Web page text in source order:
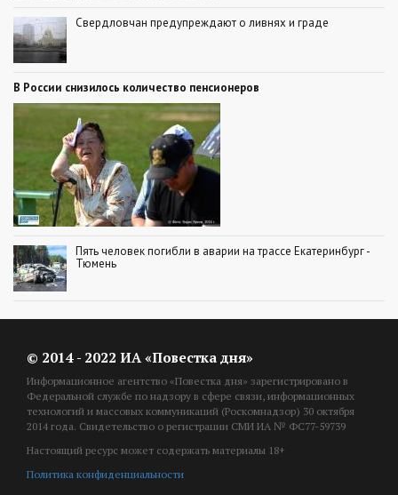
Свердловчан предупреждают о ливнях и граде
В России снизилось количество пенсионеров
Пять человек погибли в аварии на трассе Екатеринбург -
Тюмень
© 2014 - 2022 ИА «Повестка дня»
Информационное агентство «Повестка дня» зарегистрировано в
Федеральной службе по надзору в сфере связи, информационных
технологий и массовых коммуникаций (Роскомнадзор) 30 октября
2014 года. Свидетельство о регистрации СМИ ИА № ФС77-59739
Настоящий ресурс может содержать материалы 18+
Политика конфиденциальности